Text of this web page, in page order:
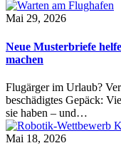
Mai 29, 2026
Neue Musterbriefe
machen
Flugärger im Urlaub?
beschädigtes Gepäck:
sie haben – und…
Mai 18, 2026